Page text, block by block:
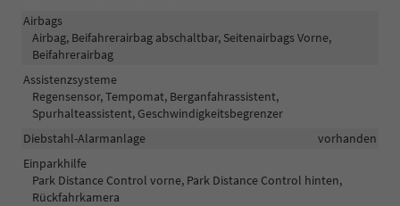
Airbags
Airbag, Beifahrerairbag abschaltbar, Seitenairbags Vorne,
Beifahrerairbag
Assistenzsysteme
Regensensor, Tempomat, Berganfahrassistent,
Spurhalteassistent, Geschwindigkeitsbegrenzer
Diebstahl-Alarmanlage
vorhanden
Einparkhilfe
Park Distance Control vorne, Park Distance Control hinten,
Rückfahrkamera